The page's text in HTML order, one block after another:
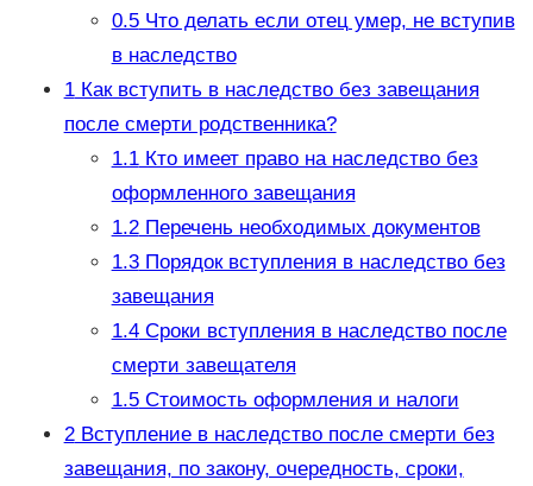
0.5Что делать если отец умер, не вступив
в наследство
1Как вступить в наследство без завещания
после смерти родственника?
1.1Кто имеет право на наследство без
оформленного завещания
1.2Перечень необходимых документов
1.3Порядок вступления в наследство без
завещания
1.4Сроки вступления в наследство после
смерти завещателя
1.5Стоимость оформления и налоги
2Вступление в наследство после смерти без
завещания, по закону, очередность, сроки,